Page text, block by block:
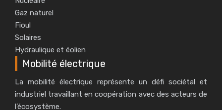
Gaz naturel
Fioul
Solaires
Hydraulique et éolien
Mobilité électrique
La mobilité électrique représente un défi sociétal et
industriel travaillant en coopération avec des acteurs de
l’écosystème.